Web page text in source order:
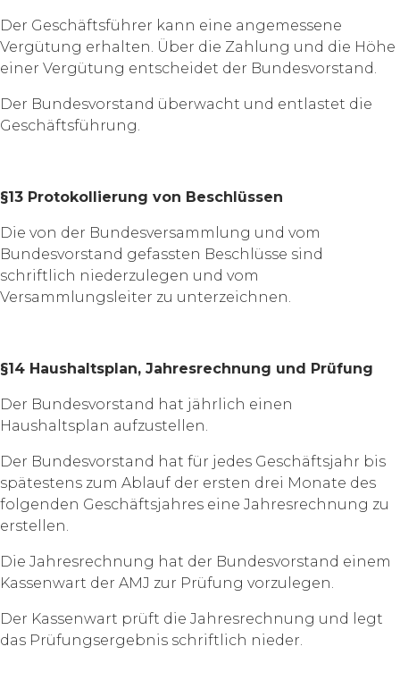
Der Geschäftsführer kann eine angemessene
Vergütung erhalten. Über die Zahlung und die Höhe
einer Vergütung entscheidet der Bundesvorstand.
Der Bundesvorstand überwacht und entlastet die
Geschäftsführung.
§13 Protokollierung von Beschlüssen
Die von der Bundesversammlung und vom
Bundesvorstand gefassten Beschlüsse sind
schriftlich niederzulegen und vom
Versammlungsleiter zu unterzeichnen.
§14 Haushaltsplan, Jahresrechnung und Prüfung
Der Bundesvorstand hat jährlich einen
Haushaltsplan aufzustellen.
Der Bundesvorstand hat für jedes Geschäftsjahr bis
spätestens zum Ablauf der ersten drei Monate des
folgenden Geschäftsjahres eine Jahresrechnung zu
erstellen.
Die Jahresrechnung hat der Bundesvorstand einem
Kassenwart der AMJ zur Prüfung vorzulegen.
Der Kassenwart prüft die Jahresrechnung und legt
das Prüfungsergebnis schriftlich nieder.